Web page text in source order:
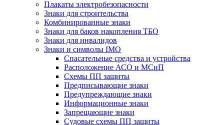
Плакаты электробезопасности
Знаки для строительства
Комбинированные знаки
Знаки для баков накопления ТБО
Знаки для инвалидов
Знаки и символы IMO
Спасательные средства и устройства
Расположение АСО и МСиП
Схемы ПП защиты
Предписывающие знаки
Предупреждающие знаки
Информационные знаки
Запрещающие знаки
Судовые схемы ПП защиты